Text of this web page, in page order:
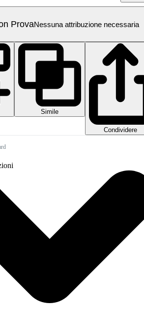
ProvaNessuna attribuzione necessaria
Simile
Condividere